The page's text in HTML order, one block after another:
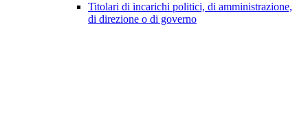
Titolari di incarichi politici, di amministrazione,
di direzione o di governo